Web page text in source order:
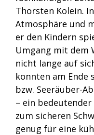
Thorsten Kolein.
Atmosphäre und
er den Kindern
Umgang mit dem
nicht lange auf
konnten am Ende
bzw. Seeräuber-
– ein
zum sicheren
genug für eine